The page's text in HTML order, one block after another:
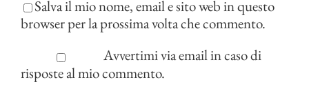
Salva il mio nome, email e sito web in questo
browser per la prossima volta che commento.
Avvertimi via email in caso di
risposte al mio commento.